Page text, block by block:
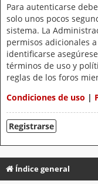
Para autenticarse
solo unos pocos
sistema. La
permisos adicionales
identificarse
términos de uso y
reglas de los foros
Condiciones de uso |
Registrarse
Índice general